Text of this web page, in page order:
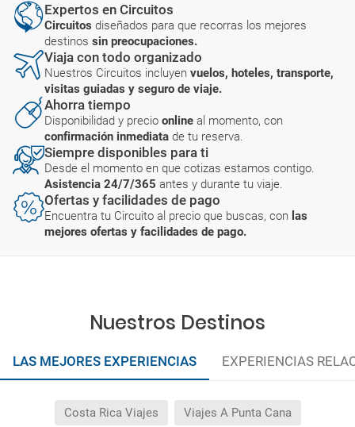
Expertos en Circuitos
Circuitos diseñados para que recorras los mejores
destinos sin preocupaciones.
Viaja con todo organizado
Nuestros Circuitos incluyen vuelos, hoteles, transporte,
visitas guiadas y seguro de viaje.
Ahorra tiempo
Disponibilidad y precio online al momento, con
confirmación inmediata de tu reserva.
Siempre disponibles para ti
Desde el momento en que cotizas estamos contigo.
Asistencia 24/7/365 antes y durante tu viaje.
Ofertas y facilidades de pago
Encuentra tu Circuito al precio que buscas, con las
mejores ofertas y facilidades de pago.
Nuestros Destinos
LAS MEJORES EXPERIENCIAS EXPERIENCIAS
Costa Rica Viajes Viajes A Punta Cana